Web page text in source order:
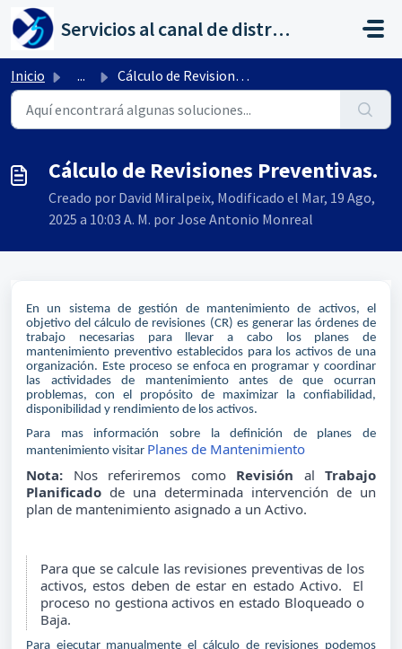
Saltar al contenido principal
Servicios al canal de distribución de AHORA
Inicio ... Cálculo de Revisiones Preventivas.
Cálculo de Revisiones Preventivas.
Creado por David Miralpeix, Modificado el Mar, 19 Ago,
2025 a 10:03 A. M. por Jose Antonio Monreal
En un sistema de gestión de mantenimiento de activos, el
objetivo del cálculo de revisiones (CR) es generar las órdenes de
trabajo necesarias para llevar a cabo los planes de
mantenimiento preventivo establecidos para los activos de una
organización. Este proceso se enfoca en programar y coordinar
las actividades de mantenimiento antes de que ocurran
problemas, con el propósito de maximizar la confiabilidad,
disponibilidad y rendimiento de los activos.
Para mas información sobre la definición de planes de
mantenimiento visitar Planes de Mantenimiento
Nota: Nos referiremos como Revisión al Trabajo
Planificado de una determinada intervención de un
plan de mantenimiento asignado a un Activo.
Para que se calcule las revisiones preventivas de los
activos, estos deben de estar en estado Activo. El
proceso no gestiona activos en estado Bloqueado o
Baja.
Para ejecutar manualmente el cálculo de revisiones podemos